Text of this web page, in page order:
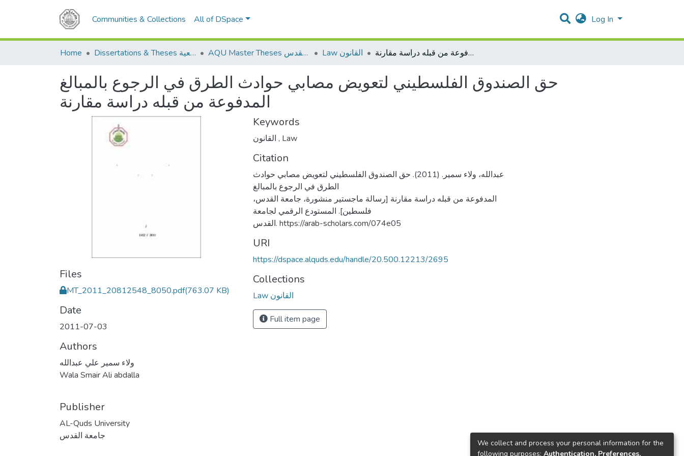
Communities & Collections All of DSpace Log In
Home Dissertations & Theses الرسائل الجامعية AQU Master Theses الرسائل الجامعية الخاصة بجامعة القدس Law القانون حق الصندوق الفلسطيني لتعويض مصابي حوادث الطرق في الرجوع بالمبالغ المدفوعة من قبله دراسة مقارنة
حق الصندوق الفلسطيني لتعويض مصابي حوادث الطرق في الرجوع بالمبالغ
المدفوعة من قبله دراسة مقارنة
Files
MT_2011_20812548_8050.pdf(763.07 KB)
Date
2011-07-03
Authors
ولاء سمير علي عبدالله
Wala Smair Ali abdalla
Publisher
AL-Quds University
جامعة القدس
Keywords
, Law
Citation
عبدالله، ولاء سمير. (2011). حق الصندوق الفلسطيني لتعويض مصابي حوادث
الطرق في الرجوع بالمبالغ
المدفوعة من قبله دراسة مقارنة [رسالة ماجستير منشورة، جامعة القدس،
فلسطين]. المستودع الرقمي لجامعة
القدس. https://arab-scholars.com/074e05
URI
https://dspace.alquds.edu/handle/20.500.12213/2695
Collections
Law القانون
Full item page
We collect and process your personal information for the
following purposes: Authentication, Preferences,